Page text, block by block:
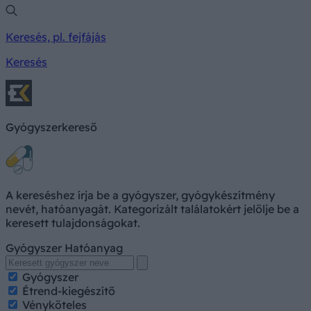
Keresés, pl. fejfájás
Keresés
Gyógyszerkereső
A kereséshez írja be a gyógyszer, gyógykészítmény
nevét, hatóanyagát. Kategorizált találatokért jelölje be a
keresett tulajdonságokat.
Gyógyszer Hatóanyag
Gyógyszer
Étrend-kiegészítő
Vényköteles